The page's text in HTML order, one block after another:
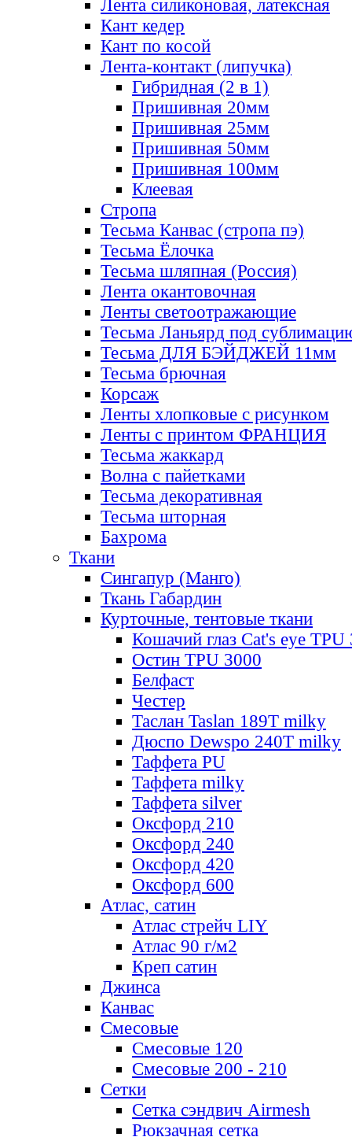
Лента силиконовая, латексная
Кант кедер
Кант по косой
Лента-контакт (липучка)
Гибридная (2 в 1)
Пришивная 20мм
Пришивная 25мм
Пришивная 50мм
Пришивная 100мм
Клеевая
Стропа
Тесьма Канвас (стропа пэ)
Тесьма Ёлочка
Тесьма шляпная (Россия)
Лента окантовочная
Ленты светоотражающие
Тесьма Ланьярд под
Тесьма ДЛЯ БЭЙДЖЕЙ 11мм
Тесьма брючная
Корсаж
Ленты хлопковые с рисунком
Ленты с принтом ФРАНЦИЯ
Тесьма жаккард
Волна с пайетками
Тесьма декоративная
Тесьма шторная
Бахрома
Ткани
Сингапур (Манго)
Ткань Габардин
Курточные, тентовые ткани
Кошачий глаз Cat's eye TPU
Остин TPU 3000
Белфаст
Честер
Таслан Taslan 189T milky
Дюспо Dewspo 240T milky
Таффета PU
Таффета milky
Таффета silver
Оксфорд 210
Оксфорд 240
Оксфорд 420
Оксфорд 600
Атлас, сатин
Атлас стрейч LIY
Атлас 90 г/м2
Креп сатин
Джинса
Канвас
Смесовые
Смесовые 120
Смесовые 200 - 210
Сетки
Сетка сэндвич Airmesh
Рюкзачная сетка